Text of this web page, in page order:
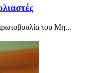
του Μη...